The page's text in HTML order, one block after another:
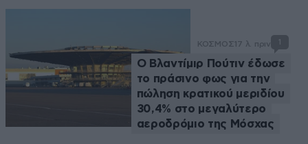
ΚΟΣΜΟΣ 17 λ. πριν 1
Ο Βλαντίμιρ Πούτιν έδωσε
το πράσινο φως για την
πώληση κρατικού μεριδίου
30,4% στο μεγαλύτερο
αεροδρόμιο της Μόσχας